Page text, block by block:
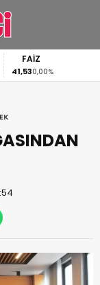
FAİZ
41,530,00%